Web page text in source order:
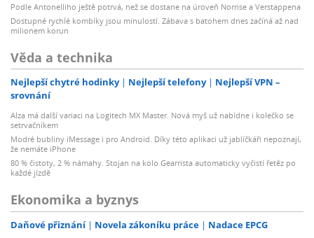
Podle Antonelliho ještě potrvá, než se dostane na úroveň Norrise a Verstappena
Dostupné rychlé kombíky jsou minulostí. Zábava s batohem dnes začíná až nad
milionem korun
Věda a technika
Nejlepší chytré hodinky Nejlepší telefony
Nejlepší VPN –
srovnání
Alza má další variaci na Logitech MX Master. Nová myš už nabídne i kolečko se
setrvačníkem
Modré bubliny iMessage i pro Android. Díky této aplikaci už jablíčkáři nepoznají,
že nemáte iPhone
80 % čistoty, 2 % námahy. Stojan na kolo Gearrista automaticky vyčistí řetěz po
každé jízdě
Ekonomika a byznys
Daňové přiznání Novela zákoníku práce Nadace EPCG